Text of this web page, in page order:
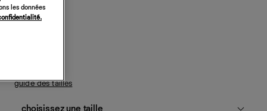
248 €
guide des tailles
les données